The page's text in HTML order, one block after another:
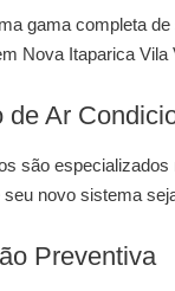
gama completa
Nova Itaparica Vila
de Ar
são especializados
seu novo sistema
Preventiva